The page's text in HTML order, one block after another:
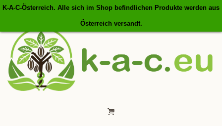
K-A-C-Österreich. Alle sich im Shop befindlichen Produkte werden aus
Österreich versandt.